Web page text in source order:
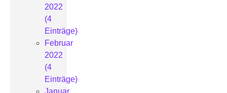
2022
(4
Einträge)
Februar
2022
(4
Einträge)